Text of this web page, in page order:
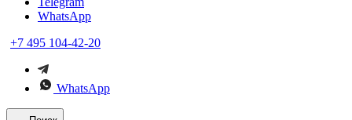
WhatsApp
+7 495 104-42-20
WhatsApp